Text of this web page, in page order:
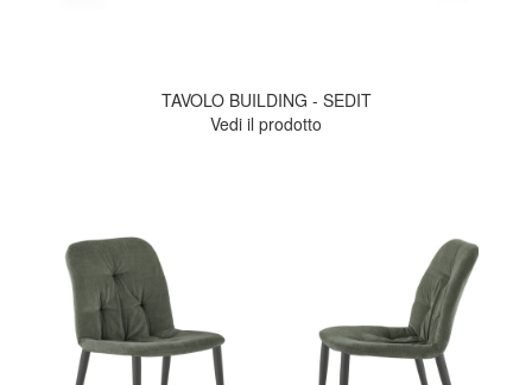
TAVOLO BUILDING - SEDIT
Vedi il prodotto